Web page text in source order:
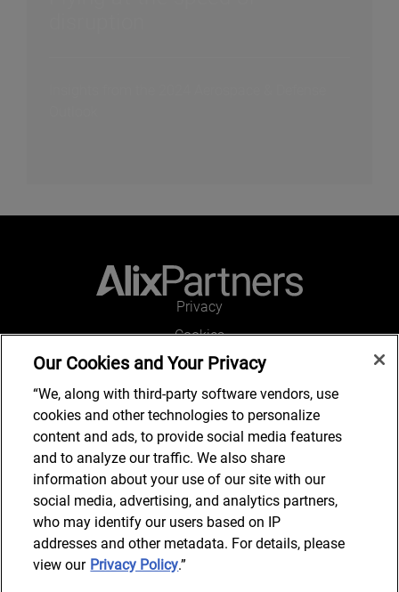
Privacy
Cookies
Legal and Regulatory
Accessibility
Connect with us
Subscribe to updates
Our Cookies and Your Privacy
“We, along with third-party software vendors, use
cookies and other technologies to personalize
content and ads, to provide social media features
and to analyze our traffic. We also share
information about your use of our site with our
social media, advertising, and analytics partners,
who may identify our users based on IP
addresses and other metadata. For details, please
view our Privacy Policy.”